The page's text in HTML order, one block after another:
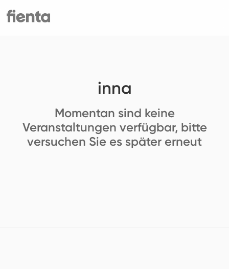
inna
Momentan sind keine
Veranstaltungen verfügbar, bitte
versuchen Sie es später erneut